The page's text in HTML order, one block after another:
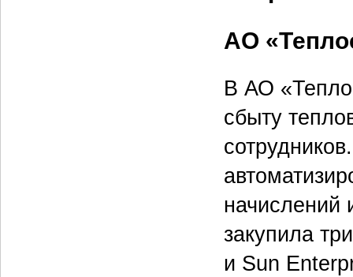
АО
В АО
сбыту
начислений
закупила
и Sun